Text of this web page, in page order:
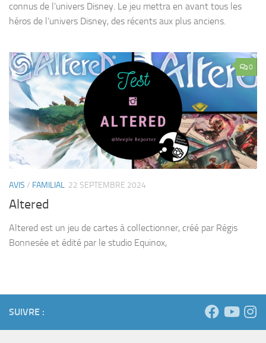
connus de l’univers Disney. Le jeu mettra en avant tous les
héros de l’univers Disney, des récents aux plus anciens.
0
AVIS / FAMILIAL 22 SEPTEMBRE 2024
Altered
Altered est un jeu de cartes à collectionner, créé par Régis
Bonnesée et édité par le studio Equinox,
SUIVRE :